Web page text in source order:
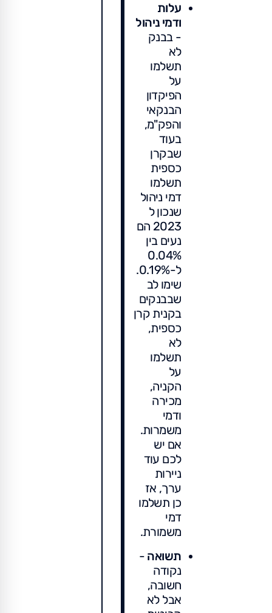
עלות
ודמי ניהול
- בבנק
לא
תשלמו
על
הפיקדון
הבנקאי
והפק"מ,
בעוד
שבקרן
כספית
תשלמו
דמי ניהול
שנכון ל
2023 הם
נעים בין
0.04%
ל-0.19%.
שימו לב
שבבנקים
בקנית קרן
כספית,
לא
תשלמו
על
הקניה,
מכירה
ודמי
משמרות.
אם יש
לכם עוד
ניירות
ערך, אז
כן תשלמו
דמי
משמורת.
תשואה -
נקודה
חשובה,
אבל לא